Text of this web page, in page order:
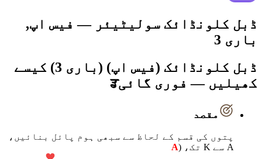
ڈبل کلونڈائک سولیٹیئر — فیس اپ,
باری 3
ڈبل کلونڈائک (فیس اپ) (باری 3) کیسے
کھیلیں — فوری گائیਡ
مقصد
پتوں کی قسم کے لحاظ سے سبھی ہوم پائل بنائیں،
A سے K تک، (
A